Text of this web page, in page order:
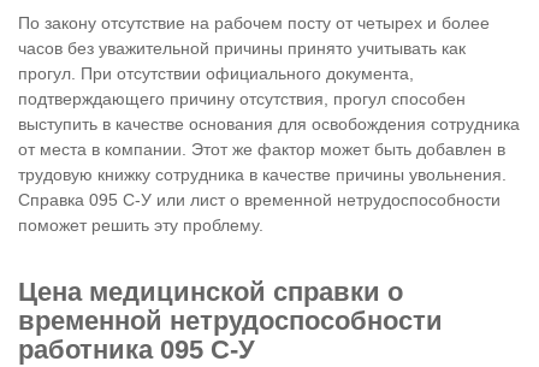
По закону отсутствие на рабочем посту от четырех и более
часов без уважительной причины принято учитывать как
прогул. При отсутствии официального документа,
подтверждающего причину отсутствия, прогул способен
выступить в качестве основания для освобождения сотрудника
от места в компании. Этот же фактор может быть добавлен в
трудовую книжку сотрудника в качестве причины увольнения.
Справка 095 С-У или лист о временной нетрудоспособности
поможет решить эту проблему.
Цена медицинской справки о
временной нетрудоспособности
работника 095 С-У